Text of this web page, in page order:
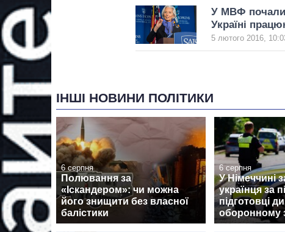
У МВФ почали
Україні
5 лютого 2016,
ІНШІ НОВИНИ ПОЛІТИКИ
6 серпня
Полювання за
«Іскандером»: чи можна
його знищити без власної
балістики
6 серпня
У Німеччині
українця за
підготовці
оборонному